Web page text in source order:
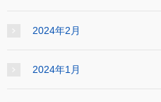
2024年2月
2024年1月